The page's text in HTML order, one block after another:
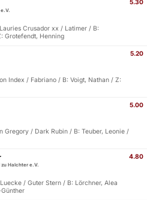
5.30
Crusador xx / Latimer / B:
Grotefendt, Henning
5.20
Index / Fabriano / B: Voigt, Nathan / Z:
5.00
Gregory / Dark Rubin / B: Teuber, Leonie /
4.80
Halchter e.V.
/ Guter Stern / B: Lörchner, Alea